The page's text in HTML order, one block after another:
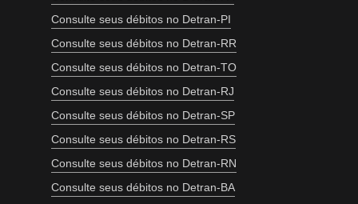
Consulte seus débitos no Detran-PI
Consulte seus débitos no Detran-RR
Consulte seus débitos no Detran-TO
Consulte seus débitos no Detran-RJ
Consulte seus débitos no Detran-SP
Consulte seus débitos no Detran-RS
Consulte seus débitos no Detran-RN
Consulte seus débitos no Detran-BA